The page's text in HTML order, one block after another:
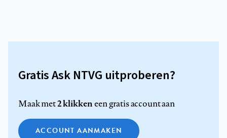
Gratis Ask NTVG uitproberen?
Maak met2 klikkeneen gratis account aan
ACCOUNT AANMAKEN